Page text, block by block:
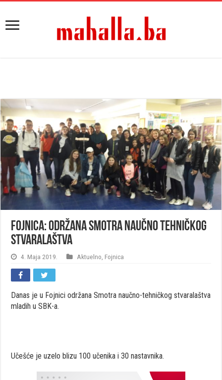
FOJNICA: Održana Smotra naučno tehničkog
stvaralaštva
4. Maja 2019. Aktuelno Fojnica
Danas je u Fojnici održana Smotra naučno-tehničkog stvaralaštva
mladih u SBK-a.
Učešće je uzelo blizu 100 učenika i 30 nastavnika.